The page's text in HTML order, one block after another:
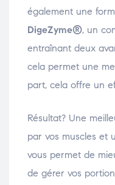
également une
DigeZyme®, un
entraînant deux
cela permet une
part, cela offre un
Résultat? Une
par vos muscles et
vous permet de
de gérer vos